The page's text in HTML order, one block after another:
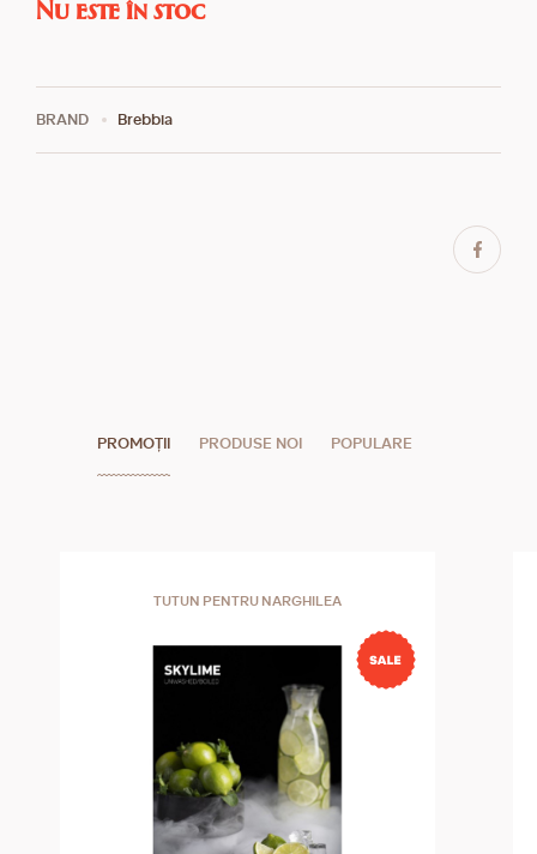
Nu este în stoc
BRAND Brebbia
PROMOȚII PRODUSE NOI POPULARE
TUTUN PENTRU NARGHILEA